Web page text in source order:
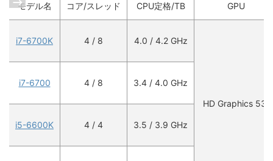
モデル名 コア/スレッド CPU定格/TB GPU
i7-6700K 4 / 8 4.0 / 4.2 GHz
HD Graphics 530
i7-6700 4 / 8 3.4 / 4.0 GHz
i5-6600K 4 / 4 3.5 / 3.9 GHz